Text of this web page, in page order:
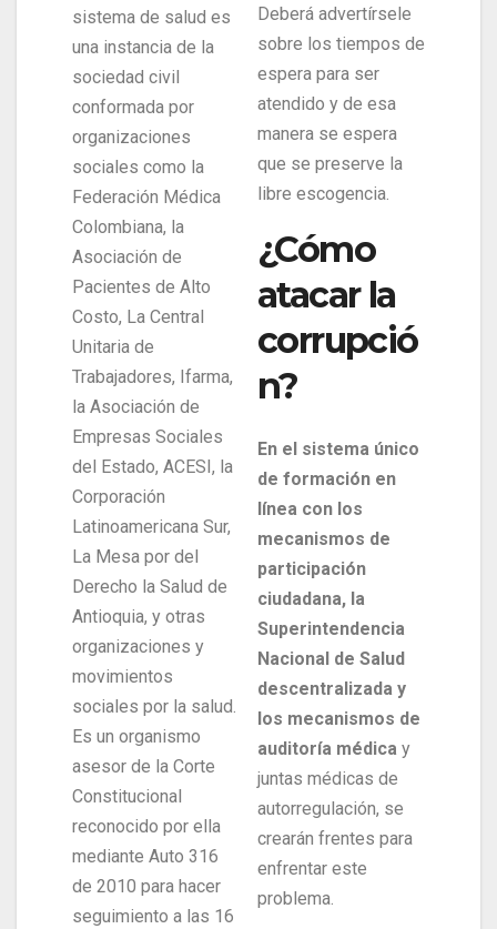
sistema de salud es
una instancia de la
sociedad civil
conformada por
organizaciones
sociales como la
Federación Médica
Colombiana, la
Asociación de
Pacientes de Alto
Costo, La Central
Unitaria de
Trabajadores, Ifarma,
la Asociación de
Empresas Sociales
del Estado, ACESI, la
Corporación
Latinoamericana Sur,
La Mesa por del
Derecho la Salud de
Antioquia, y otras
organizaciones y
movimientos
sociales por la salud.
Es un organismo
asesor de la Corte
Constitucional
reconocido por ella
mediante Auto 316
de 2010 para hacer
seguimiento a las 16
Deberá advertírsele
sobre los tiempos de
espera para ser
atendido y de esa
manera se espera
que se preserve la
libre escogencia.
¿Cómo
atacar la
corrupció
n?
En el sistema único
de formación en
línea con los
mecanismos de
participación
ciudadana, la
Superintendencia
Nacional de Salud
descentralizada y
los mecanismos de
auditoría médica y
juntas médicas de
autorregulación, se
crearán frentes para
enfrentar este
problema.